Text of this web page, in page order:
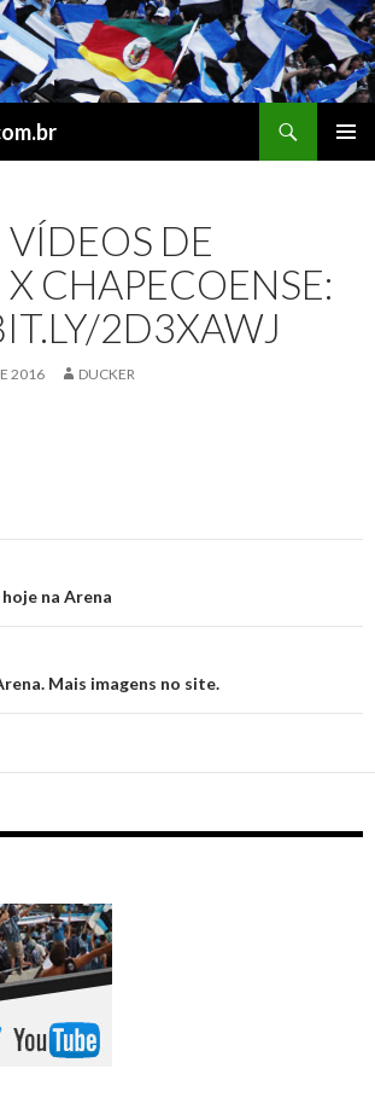
VÍDEOS DE
CHAPECOENSE:
2D3XAWJ
2016 DUCKER
na Arena
Mais imagens no site.